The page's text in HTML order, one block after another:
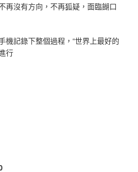
沒有方向，不再狐疑，面臨餬口
機記錄下整個過程，“世界上最好的
行